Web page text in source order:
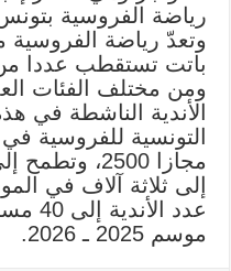
رياضة الفروسية
وتعدّ رياضة الفروسية
باتت تستقطب عددا
ومن مختلف الفئات
الأندية الناشطة في
التونسية للفروسية
مجازا 2500،
إلى ثلاثة آلاف في
عدد
موسم 2025 ـ 2026.